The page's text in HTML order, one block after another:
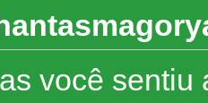
você sentiu